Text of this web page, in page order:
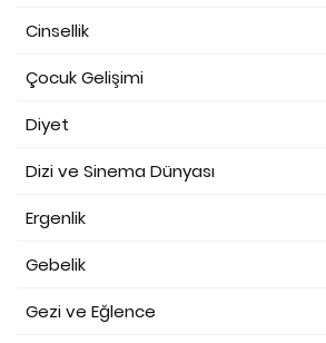
Cinsellik
Çocuk Gelişimi
Diyet
Dizi ve Sinema Dünyası
Ergenlik
Gebelik
Gezi ve Eğlence